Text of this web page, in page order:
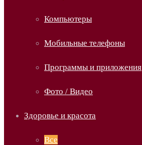
Компьютеры
Мобильные телефоны
Программы и приложения
Фото / Видео
Здоровье и красота
Все